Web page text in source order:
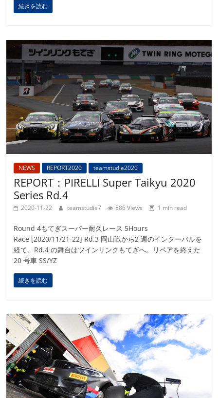
続きを読む
NEWS REPORT2020 teamstudie2020
REPORT：PIRELLI Super Taikyu 2020
Series Rd.4
2020-11-22 teamstudie7 886 Views 1 min read
Round 4もてぎスーパー耐久レース 5Hours
Race [2020/11/21-22] Rd.3 岡山戦から2 週のインターバルを
経て、Rd.4 の舞台はツインリンクもてぎへ。リペアを終えた
20 号車 SS/YZ
続きを読む